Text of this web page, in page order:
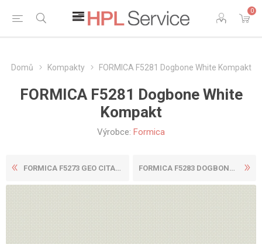
0
Domů Kompakty FORMICA F5281 Dogbone White Kompakt
FORMICA F5281 Dogbone White
Kompakt
Výrobce: Formica
FORMICA F5273 GEO CITADEL K... FORMICA F5283 DOGBONE STORM...